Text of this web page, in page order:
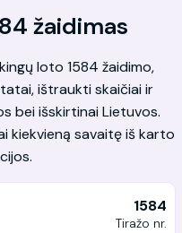
žaidimas
loto 1584 žaidimo,
ištraukti skaičiai ir
bei išskirtinai Lietuvos.
kiekvieną savaitę iš karto
1584
Tiražo nr.